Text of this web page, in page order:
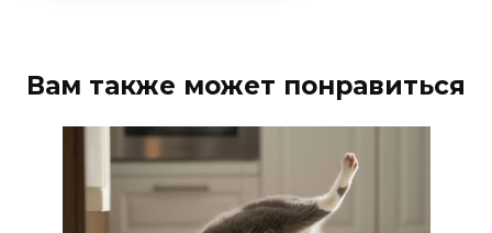
Вам также может понравиться